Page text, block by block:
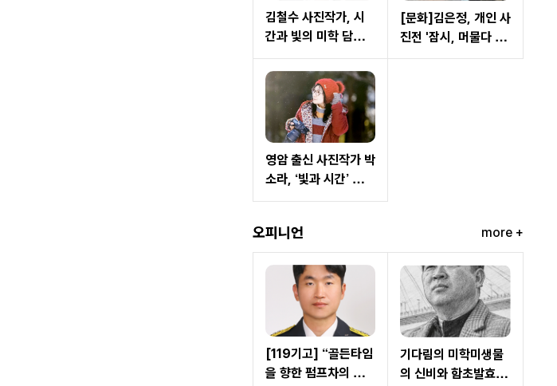
김철수 사진작가, 시
간과 빛의 미학 담은
’심연’으로 사진예술
새 지평 제시
[문화]김은정, 개인 사
진전 '잠시, 머물다 가
는 시간' 개최… 자연
영암 출신 사진작가 박
소라, ‘빛과 시간’ 담은
작품세계로 주목
오피니언 more +
[119기고] “골든타임
을 향한 펌프차의 질
기다림의 미학미생물
의 신비와 함초발효효